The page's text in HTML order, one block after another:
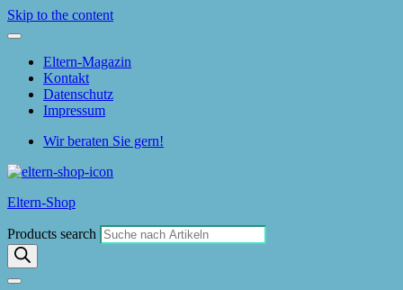
Skip to the content
Eltern-Magazin
Kontakt
Datenschutz
Impressum
Wir beraten Sie gern!
Eltern-Shop
Products search